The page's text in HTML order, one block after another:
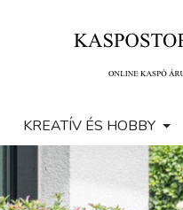
KREATÍV ÉS HOBBY